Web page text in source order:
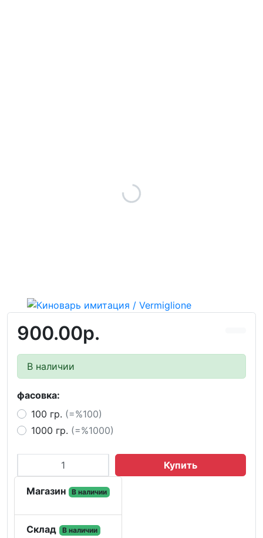
900.00р.
В наличии
фасовка:
100 гр. (=%100)
1000 гр. (=%1000)
Купить
Магазин В наличии
Склад В наличии